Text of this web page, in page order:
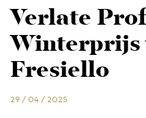
Verlate
Winterprijs
Fresiello
29 / 04 / 2025